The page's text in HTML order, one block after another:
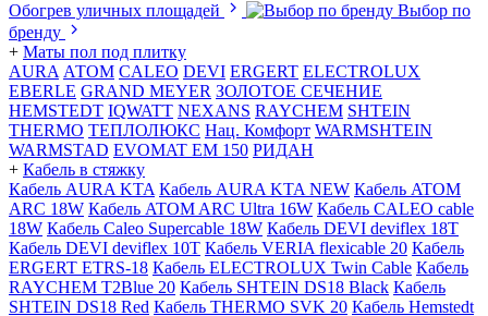
Обогрев уличных площадей
Выбор по
бренду
+ Маты пол под плитку
AURA АТОМ CALEO DEVI ERGERT ELECTROLUX
EBERLE GRAND MEYER ЗОЛОТОЕ СЕЧЕНИЕ
HEMSTEDT IQWATT NEXANS RAYCHEM SHTEIN
THERMO ТЕПЛОЛЮКС Нац. Комфорт WARMSHTEIN
WARMSTAD EVOMAT EM 150 РИДАН
+ Кабель в стяжку
Кабель AURA KTA Кабель AURA KTA NEW Кабель ATOM
ARC 18W Кабель ATOM ARC Ultra 16W Кабель CALEO cable
18W Кабель Caleo Supercable 18W Кабель DEVI deviflex 18T
Кабель DEVI deviflex 10T Кабель VERIA flexicable 20 Кабель
ERGERT ETRS-18 Кабель ELECTROLUX Twin Cable Кабель
RAYCHEM T2Blue 20 Кабель SHTEIN DS18 Black Кабель
SHTEIN DS18 Red Кабель THERMO SVK 20 Кабель Hemstedt